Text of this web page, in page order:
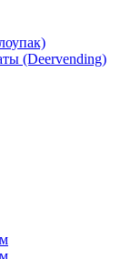
(Deervending)